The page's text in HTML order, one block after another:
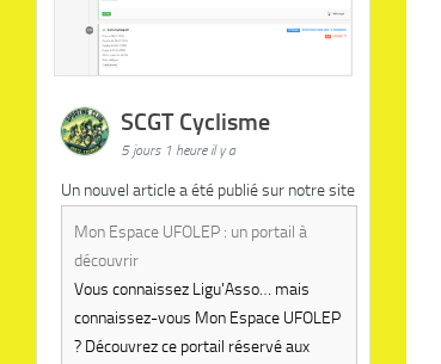
SCGT Cyclisme
5 jours 1 heure il y a
Un nouvel article a été publié sur notre site
Mon Espace UFOLEP : un portail à
découvrir
Vous connaissez Ligu'Asso… mais
connaissez-vous Mon Espace UFOLEP
? Découvrez ce portail réservé aux